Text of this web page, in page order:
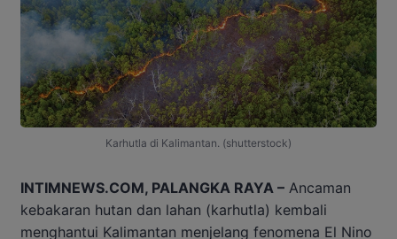
Karhutla di Kalimantan. (shutterstock)
INTIMNEWS.COM, PALANGKA RAYA – Ancaman
kebakaran hutan dan lahan (karhutla) kembali
menghantui Kalimantan menjelang fenomena El Nino